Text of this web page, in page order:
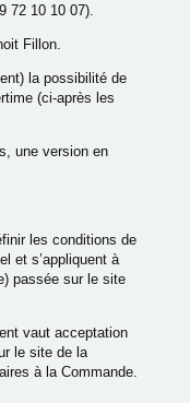
72 10 10 07).
Fillon.
la possibilité de
(ci-après les
une version en
les conditions de
et s’appliquent à
passée sur le site
vaut acceptation
le site de la
à la Commande.